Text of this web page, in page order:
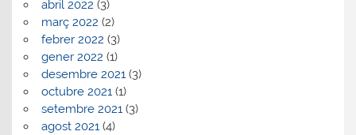
abril 2022 (3)
març 2022 (2)
febrer 2022 (3)
gener 2022 (1)
desembre 2021(3)
octubre 2021(1)
setembre 2021(3)
agost 2021(4)